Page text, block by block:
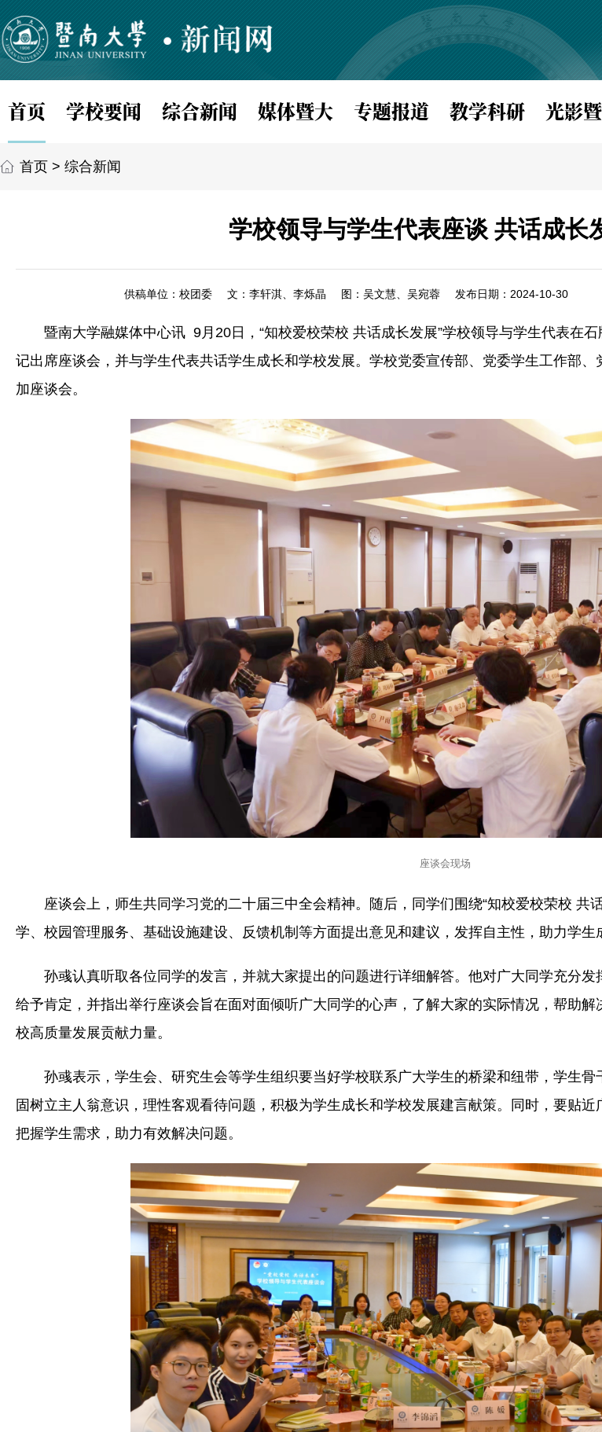
首页 学校要闻 综合新闻 媒体暨大 专题报道 教学科研 光影
首页 > 综合新闻
学校领导与学生代表座谈 共话成长
供稿单位：校团委 文：李轩淇、李烁晶 图：吴文慧、吴宛蓉 发布日期：2024-10-30
暨南大学融媒体中心讯 9月20日，“知校爱校荣校 共话成长发展”学校领导与学生代表在石
记出席座谈会，并与学生代表共话学生成长和学校发展。学校党委宣传部、党委学生工作部
加座谈会。
座谈会现场
座谈会上，师生共同学习党的二十届三中全会精神。随后，同学们围绕“知校爱校荣校 共
学、校园管理服务、基础设施建设、反馈机制等方面提出意见和建议，发挥自主性，助力学生
孙彧认真听取各位同学的发言，并就大家提出的问题进行详细解答。他对广大同学充分
给予肯定，并指出举行座谈会旨在面对面倾听广大同学的心声，了解大家的实际情况，帮助
校高质量发展贡献力量。
孙彧表示，学生会、研究生会等学生组织要当好学校联系广大学生的桥梁和纽带，学生
固树立主人翁意识，理性客观看待问题，积极为学生成长和学校发展建言献策。同时，要贴近
把握学生需求， 助力有效解决问题。